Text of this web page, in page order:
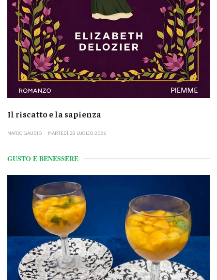
Il riscatto e la sapienza
MARIO GAUDIO MARTEDÌ 28 LUGLIO 2026
GUSTO E BENESSERE